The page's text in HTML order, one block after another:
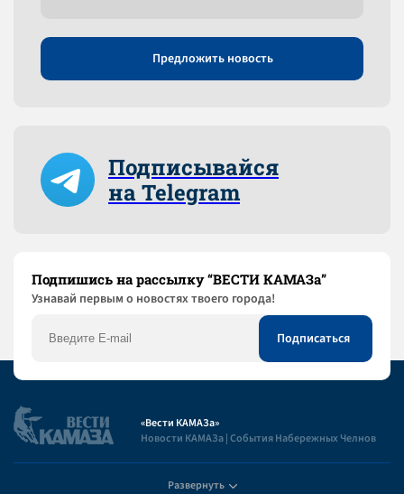
Предложить новость
Подписывайся
на Telegram
Подпишись на рассылку “ВЕСТИ КАМАЗа”
Узнaвай первым о новостях твоего города!
«Вести КАМАЗа»
Новости КАМАЗа | События Набережных Челнов
Развернуть